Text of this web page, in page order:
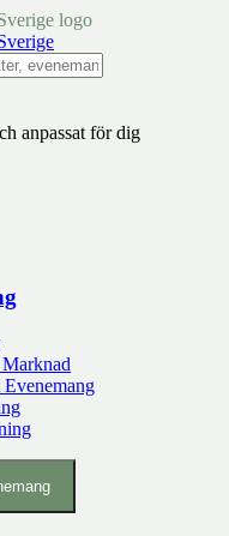
anpassat för dig